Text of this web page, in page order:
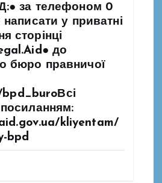
за телефоном 0
написати у приватні
сторінці
до
бюро правничої
kliyentam/
bpd